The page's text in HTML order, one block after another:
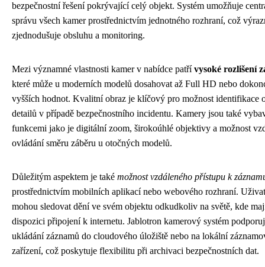
bezpečnostní řešení pokrývající celý objekt. Systém umožňuje
správu všech kamer prostřednictvím jednotného rozhraní, což
zjednodušuje obsluhu a monitoring.
Mezi významné vlastnosti kamer v nabídce patřívysoké rozlišení
které může u moderních modelů dosahovat až Full HD nebo
vyšších hodnot. Kvalitní obraz je klíčový pro možnost identifikace
detailů v případě bezpečnostního incidentu. Kamery jsou také
funkcemi jako je digitální zoom, širokoúhlé objektivy a možnost
ovládání směru záběru u otočných modelů.
Důležitým aspektem je také možnost vzdáleného přístupu k
prostřednictvím mobilních aplikací nebo webového rozhraní.
mohou sledovat dění ve svém objektu odkudkoliv na světě, kde
dispozici připojení k internetu. Jablotron kamerový systém
ukládání záznamů do cloudového úložiště nebo na lokální
zařízení, což poskytuje flexibilitu při archivaci bezpečnostních dat.